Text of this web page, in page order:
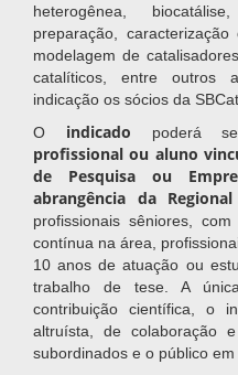
heterogênea,
preparação,
modelagem de
catalíticos, entre outros
indicação os sócios da
O indicado poderá
profissional ou aluno
de Pesquisa ou
abrangência da
profissionais sêniores,
contínua na área,
10 anos de atuação ou
trabalho de tese. A
contribuição científica, o
altruísta, de colaboração
subordinados e o público em